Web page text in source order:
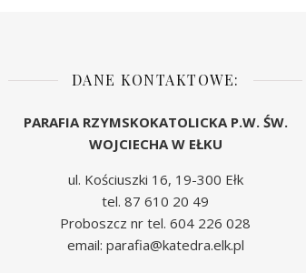
DANE KONTAKTOWE:
PARAFIA RZYMSKOKATOLICKA P.W. ŚW.
WOJCIECHA W EŁKU
ul. Kościuszki 16, 19-300 Ełk
tel. 87 610 20 49
Proboszcz nr tel. 604 226 028
email: parafia@katedra.elk.pl